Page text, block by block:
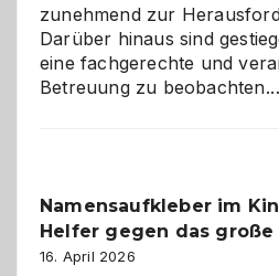
zunehmend zur
Darüber hinaus sind
eine fachgerechte und
Betreuung zu
Namensaufkleber im
Helfer gegen das große
16. April 2026